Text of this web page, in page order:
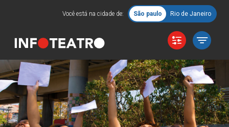
Você está na cidade de: São paulo Rio de Janeiro